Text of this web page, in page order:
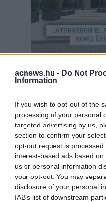
acnews.hu - Do Not
Information
If you wish to opt-out of the
processing of your personal
targeted advertising by us,
section to confirm your
opt-out request is
interest-based ads based
us or personal information
your opt-out. You may
disclosure of your personal
IAB’s list of downstream